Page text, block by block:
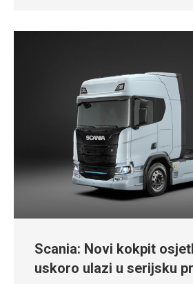
Scania: Novi kokpit
uskoro ulazi u serijsku